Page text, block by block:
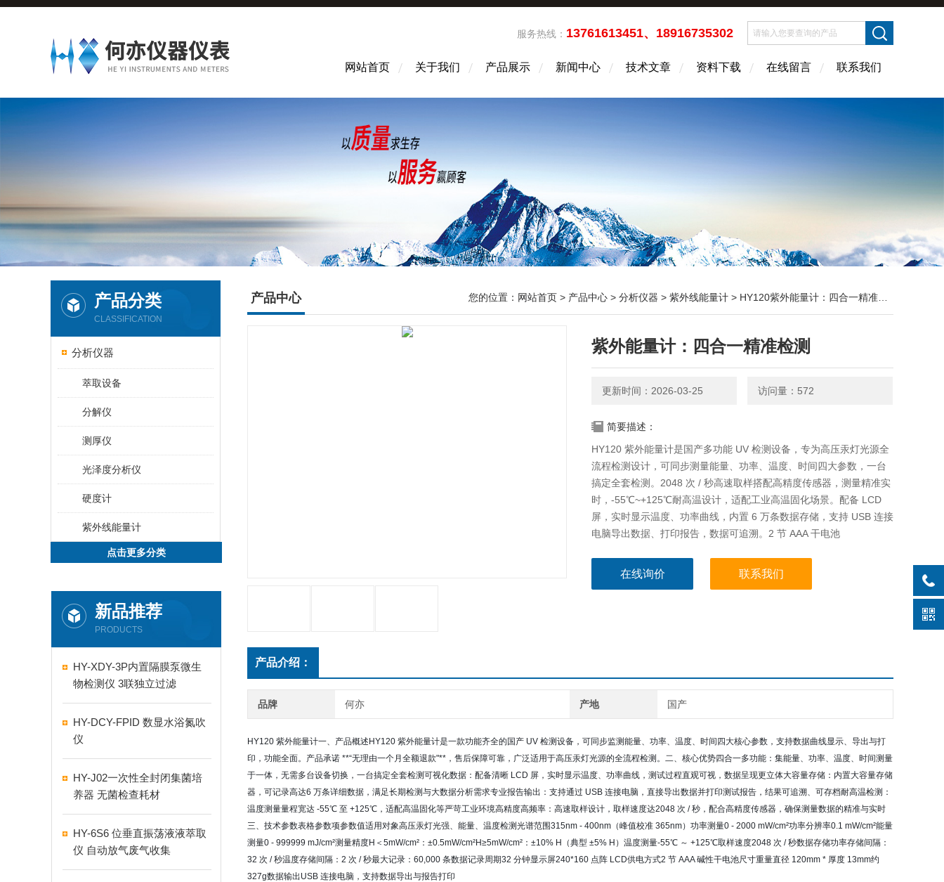
服务热线： 13761613451、18916735302
网站首页 关于我们 产品展示 新闻中心 技术文章 资料下载 在线留言 联系我们
产品分类
CLASSIFICATION
分析仪器
萃取设备
分解仪
测厚仪
光泽度分析仪
硬度计
紫外线能量计
点击更多分类
新品推荐
PRODUCTS
HY-XDY-3P内置隔膜泵微生
物检测仪 3联独立过滤
HY-DCY-FPID 数显水浴氮吹
仪
HY-J02一次性全封闭集菌培
养器 无菌检查耗材
HY-6S6 位垂直振荡液液萃取
仪 自动放气废气收集
产品中心 您的位置： 网站首页 > 产品中心 > 分析仪器 > 紫外线能量计 > HY120紫外能量计：四合一精准检测
紫外能量计：四合一精准检测
更新时间：2026-03-25 访问量：572
简要描述：
HY120 紫外能量计是国产多功能 UV 检测设备，专为高压汞灯光源全
流程检测设计，可同步测量能量、功率、温度、时间四大参数，一台
搞定全套检测。2048 次 / 秒高速取样搭配高精度传感器，测量精准实
时，-55℃~+125℃耐高温设计，适配工业高温固化场景。配备 LCD
屏，实时显示温度、功率曲线，内置 6 万条数据存储，支持 USB 连接
电脑导出数据、打印报告，数据可追溯。2 节 AAA 干电池
在线询价 联系我们
产品介绍：
品牌 何亦 产地 国产
HY120 紫外能量计一、产品概述HY120 紫外能量计是一款功能齐全的国产 UV 检测设备，可同步监测能量、功率、温度、时间四大核心参数，支持数据曲线显示、导出与打
印，功能全面。产品承诺 **“无理由一个月全额退款"**，售后保障可靠，广泛适用于高压汞灯光源的全流程检测。二、核心优势四合一多功能：集能量、功率、温度、时间测量
于一体，无需多台设备切换，一台搞定全套检测可视化数据：配备清晰 LCD 屏，实时显示温度、功率曲线，测试过程直观可视，数据呈现更立体大容量存储：内置大容量存储
器，可记录高达6 万条详细数据，满足长期检测与大数据分析需求专业报告输出：支持通过 USB 连接电脑，直接导出数据并打印测试报告，结果可追溯、可存档耐高温检测：
温度测量量程宽达 -55℃ 至 +125℃，适配高温固化等严苛工业环境高精度高频率：高速取样设计，取样速度达2048 次 / 秒，配合高精度传感器，确保测量数据的精准与实时
三、技术参数表格参数项参数值适用对象高压汞灯光强、能量、温度检测光谱范围315nm - 400nm（峰值校准 365nm）功率测量0 - 2000 mW/cm²功率分辨率0.1 mW/cm²能量
测量0 - 999999 mJ/cm²测量精度H＜5mW/cm²：±0.5mW/cm²H≥5mW/cm²：±10% H（典型 ±5% H）温度测量-55℃ ～ +125℃取样速度2048 次 / 秒数据存储功率存储间隔：
32 次 / 秒温度存储间隔：2 次 / 秒最大记录：60,000 条数据记录周期32 分钟显示屏240*160 点阵 LCD供电方式2 节 AAA 碱性干电池尺寸重量直径 120mm * 厚度 13mm约
327g数据输出USB 连接电脑，支持数据导出与报告打印